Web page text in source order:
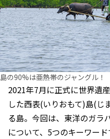
島の90%は亜熱帯のジャングル！
2021年7月に正式に世界遺
した西表(いりおもて)島(じ
る島。今回は、東洋のガラ
について、5つのキーワー